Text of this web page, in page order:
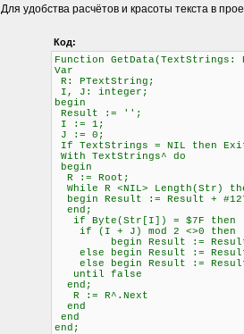
Для удобства расчётов и красоты текста в
Код:
Function
Var
R: PTextString;
I, J: integer;
begin
Result := '';
I := 1; \\ Счётчик
J := 0; \\
If TextStrings = NIL then
With TextStrings^ do
begin
R := Root;
While R <NIL>
begin Result := Result +
end;
if Byte(Str[I]) = $7F
if (I + J) mod 2 <>0
begin Result := Result +
else begin Result := Result
else begin Result := Result
until false \\ Всё это
end;
R := R^.Next
end
end
end;